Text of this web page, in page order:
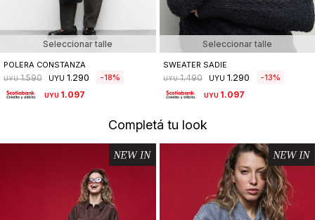
Seleccionar talle
POLERA CONSTANZA
UYU 1.590 UYU 1.290 18
UYU 1.097
Seleccionar talle
SWEATER SADIE
UYU 1.490 UYU 1.290 13
UYU 1.097
Completá tu look